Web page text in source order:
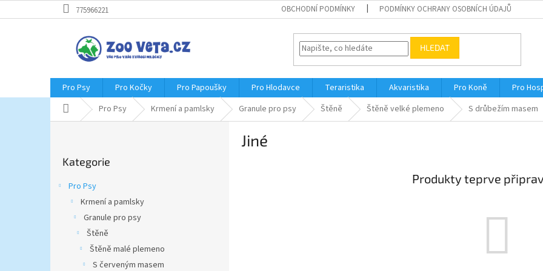
na
775966221 OBCHODNÍ PODMÍNKY PODMÍNKY OCHRANY OSOBNÍCH ÚDAJŮ
HLEDAT
Pro Psy Pro Kočky Pro Papoušky Pro Hlodavce Teraristika Akvaristika Pro Koně Pro
Domů Pro Psy Krmení a pamlsky Granule pro psy Štěně Štěně velké plemeno S drůbežím masem
kategorie
Kategorie
Pro Psy
Krmení a pamlsky
Granule pro psy
Štěně
Štěně malé plemeno
S červeným masem
Jiné
Produkty teprve